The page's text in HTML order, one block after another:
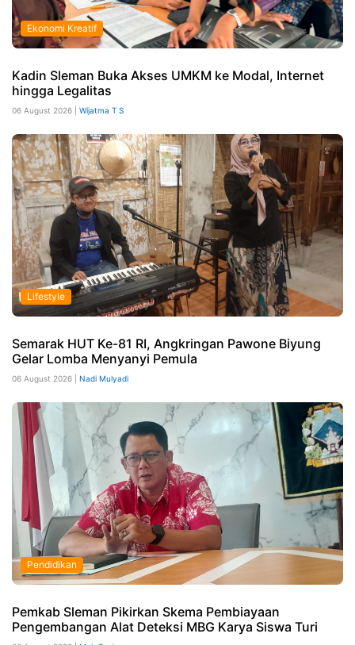
Ekonomi Kreatif
Kadin Sleman Buka Akses UMKM ke Modal, Internet
hingga Legalitas
06 August 2026 | Wijatma T S
Lifestyle
Semarak HUT Ke-81 RI, Angkringan Pawone Biyung
Gelar Lomba Menyanyi Pemula
06 August 2026 | Nadi Mulyadi
Pendidikan
Pemkab Sleman Pikirkan Skema Pembiayaan
Pengembangan Alat Deteksi MBG Karya Siswa Turi